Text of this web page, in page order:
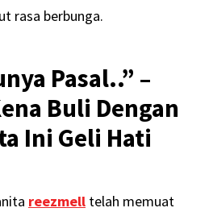
rasa berbunga.
Pasal..” –
Buli Dengan
Ini Geli Hati
reezmell telah memuat